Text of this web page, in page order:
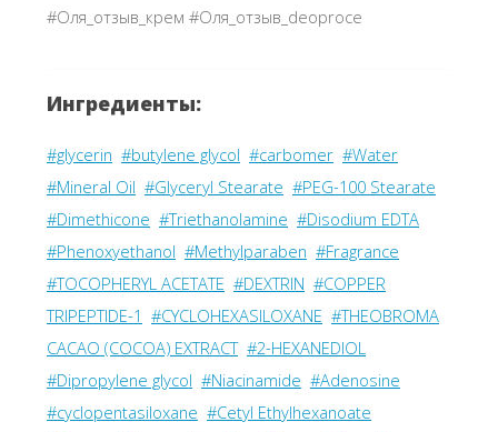
#Оля_отзыв_крем #Оля_отзыв_deoproce
Ингредиенты:
#glycerin #butylene glycol #carbomer #Water
#Mineral Oil #Glyceryl Stearate #PEG-100 Stearate
#Dimethicone #Triethanolamine #Disodium EDTA
#Phenoxyethanol #Methylparaben #Fragrance
#TOCOPHERYL ACETATE #DEXTRIN #COPPER
TRIPEPTIDE-1 #CYCLOHEXASILOXANE #THEOBROMA
CACAO (COCOA) EXTRACT #2-HEXANEDIOL
#Dipropylene glycol #Niacinamide #Adenosine
#cyclopentasiloxane #Cetyl Ethylhexanoate